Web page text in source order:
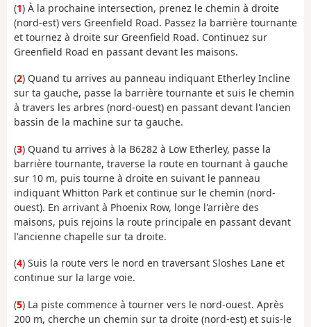
(1) À la prochaine intersection, prenez le chemin à droite
(nord-est) vers Greenfield Road. Passez la barrière tournante
et tournez à droite sur Greenfield Road. Continuez sur
Greenfield Road en passant devant les maisons.
(2) Quand tu arrives au panneau indiquant Etherley Incline
sur ta gauche, passe la barrière tournante et suis le chemin
à travers les arbres (nord-ouest) en passant devant l'ancien
bassin de la machine sur ta gauche.
(3) Quand tu arrives à la B6282 à Low Etherley, passe la
barrière tournante, traverse la route en tournant à gauche
sur 10 m, puis tourne à droite en suivant le panneau
indiquant Whitton Park et continue sur le chemin (nord-
ouest). En arrivant à Phoenix Row, longe l'arrière des
maisons, puis rejoins la route principale en passant devant
l'ancienne chapelle sur ta droite.
(4) Suis la route vers le nord en traversant Sloshes Lane et
continue sur la large voie.
(5) La piste commence à tourner vers le nord-ouest. Après
200 m, cherche un chemin sur ta droite (nord-est) et suis-le